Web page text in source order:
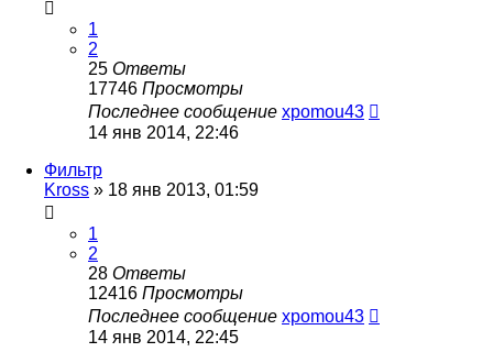
1
2
25 Ответы
17746 Просмотры
Последнее сообщение xpomou43
14 янв 2014, 22:46
Фильтр
Kross » 18 янв 2013, 01:59
1
2
28 Ответы
12416 Просмотры
Последнее сообщение xpomou43
14 янв 2014, 22:45